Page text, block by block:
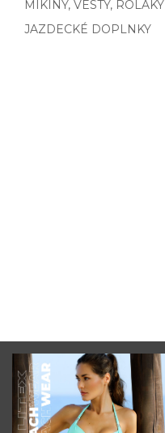
MIKINY, VESTY, ROLÁKY
JAZDECKÉ DOPLNKY